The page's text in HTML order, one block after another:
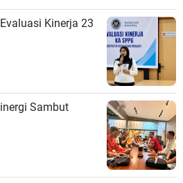
Kinerja 23
Sambut